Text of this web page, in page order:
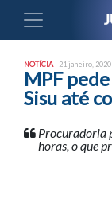
NOTÍCIA | 21 janeiro, 2020
MPF
Sisu até
Procuradoria
horas, o que